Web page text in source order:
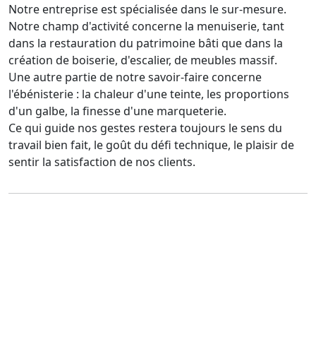
Notre entreprise est spécialisée dans le sur-mesure.
Notre champ d'activité concerne la menuiserie, tant
dans la restauration du patrimoine bâti que dans la
création de boiserie, d'escalier, de meubles massif.
Une autre partie de notre savoir-faire concerne
l'ébénisterie : la chaleur d'une teinte, les proportions
d'un galbe, la finesse d'une marqueterie.
Ce qui guide nos gestes restera toujours le sens du
travail bien fait, le goût du défi technique, le plaisir de
sentir la satisfaction de nos clients.